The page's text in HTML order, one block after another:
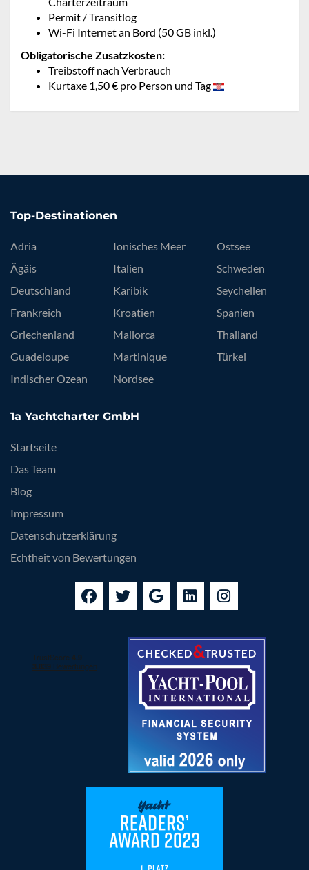
Permit / Transitlog
Wi-Fi Internet an Bord (50 GB inkl.)
Obligatorische Zusatzkosten:
Treibstoff nach Verbrauch
Kurtaxe 1,50 € pro Person und Tag
Top-Destinationen
Adria
Ägäis
Deutschland
Frankreich
Griechenland
Guadeloupe
Indischer Ozean
Ionisches Meer
Italien
Karibik
Kroatien
Mallorca
Martinique
Nordsee
Ostsee
Schweden
Seychellen
Spanien
Thailand
Türkei
1a Yachtcharter GmbH
Startseite
Das Team
Blog
Impressum
Datenschutzerklärung
Echtheit von Bewertungen